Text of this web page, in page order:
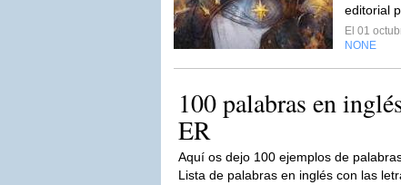
editorial
El 01
NONE
100 palabras en
ER
Aquí os dejo 100 ejemplos de
Lista de palabras en inglés con las